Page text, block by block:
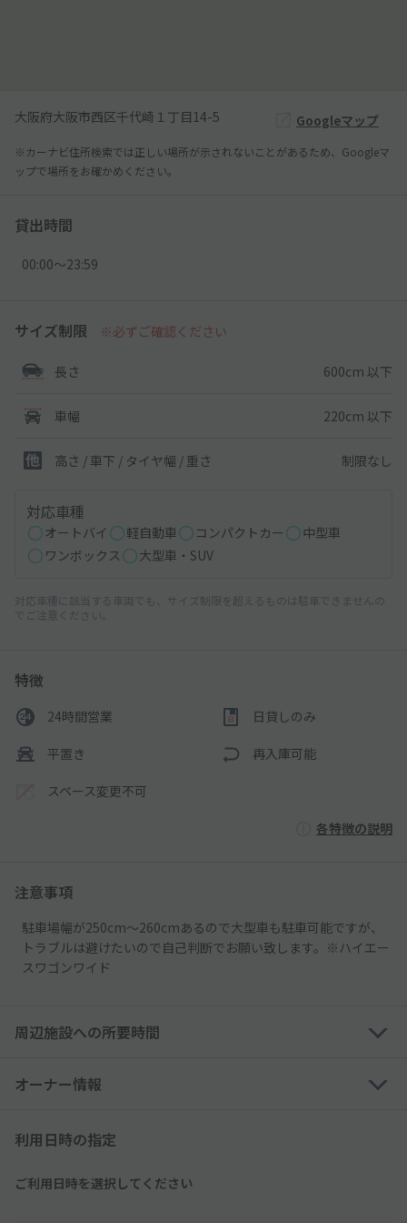
大阪府大阪市西区千代崎１丁目14-5 Googleマップ
※カーナビ住所検索では正しい場所が示されないことがあるため、Googleマ
ップで場所をお確かめください。
貸出時間
00:00〜23:59
サイズ制限 ※必ずご確認ください
長さ 600cm 以下
車幅 220cm 以下
高さ / 車下 / タイヤ幅 / 重さ 制限なし
対応車種
オートバイ 軽自動車 コンパクトカー
中型車
ワンボックス
大型車・SUV
対応車種に該当する車両でも、サイズ制限を超えるものは駐車できませんの
でご注意ください。
特徴
24時間営業 日貸しのみ
平置き 再入庫可能
スペース変更不可
各特徴の説明
注意事項
駐車場幅が250cm〜260cmあるので大型車も駐車可能ですが、
トラブルは避けたいので自己判断でお願い致します。※ハイエー
スワゴンワイド
周辺施設への所要時間
オーナー情報
利用日時の指定
ご利用日時を選択してください